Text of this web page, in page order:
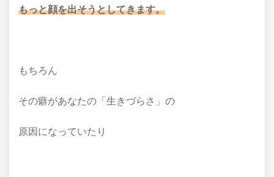
もっと顔を出そうとしてきます。
もちろん
その癖があなたの「生きづらさ」の
原因になっていたり